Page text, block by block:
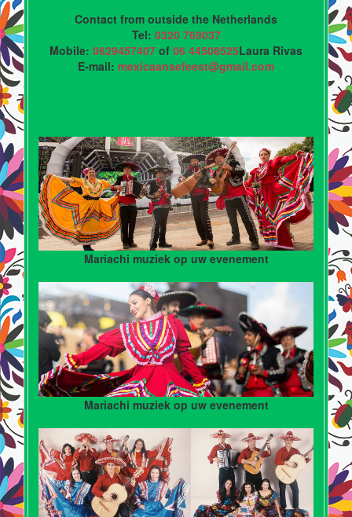
Contact from outside the Netherlands
Tel: 0320 769037
Mobile: 0629457407 of 06 44508525Laura Rivas
E-mail: mexicaansefeest@gmail.com
Mariachi muziek op uw evenement
Mariachi muziek op uw evenement